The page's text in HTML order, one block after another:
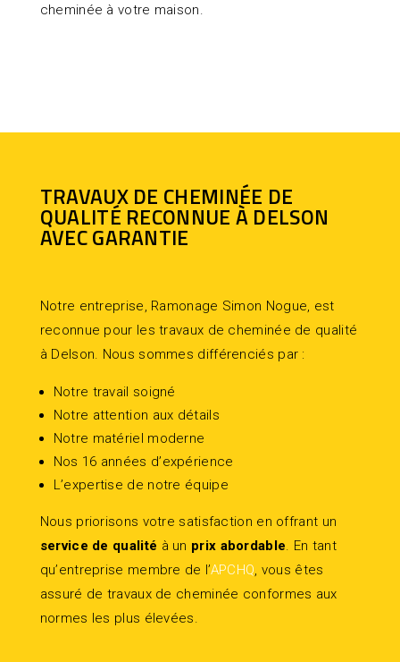
cheminée à votre maison.
TRAVAUX DE CHEMINÉE DE
QUALITÉ RECONNUE À DELSON
AVEC GARANTIE
Notre entreprise, Ramonage Simon Nogue, est
reconnue pour les travaux de cheminée de qualité
à Delson. Nous sommes différenciés par :
Notre travail soigné
Notre attention aux détails
Notre matériel moderne
Nos 16 années d’expérience
L’expertise de notre équipe
Nous priorisons votre satisfaction en offrant un
service de qualité à un prix abordable. En tant
qu’entreprise membre de l’APCHQ, vous êtes
assuré de travaux de cheminée conformes aux
normes les plus élevées.